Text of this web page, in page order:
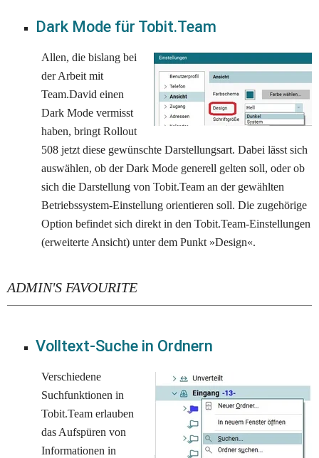
Dark Mode für Tobit.Team
Allen, die bislang bei
der Arbeit mit
Team.David einen
Dark Mode vermisst
haben, bringt Rollout
508 jetzt diese gewünschte Darstellungsart. Dabei lässt sich
auswählen, ob der Dark Mode generell gelten soll, oder ob
sich die Darstellung von Tobit.Team an der gewählten
Betriebssystem-Einstellung orientieren soll. Die zugehörige
Option befindet sich direkt in den Tobit.Team-Einstellungen
(erweiterte Ansicht) unter dem Punkt »Design«.
ADMIN'S FAVOURITE
Volltext-Suche in Ordnern
Verschiedene
Suchfunktionen in
Tobit.Team erlauben
das Aufspüren von
Informationen in